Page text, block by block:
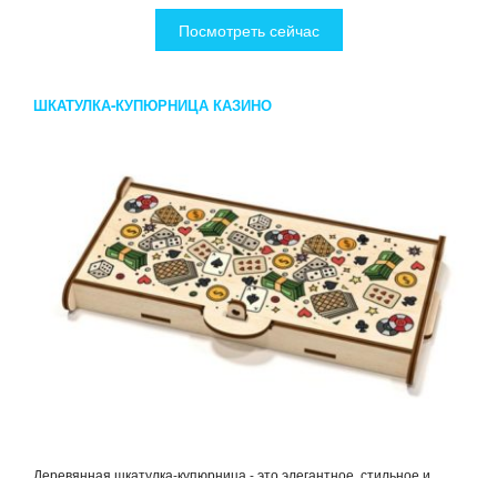
Посмотреть сейчас
ШКАТУЛКА-КУПЮРНИЦА КАЗИНО